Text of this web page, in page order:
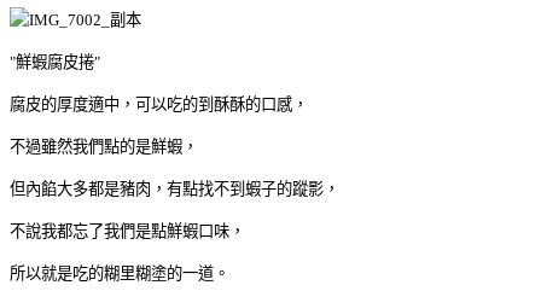
"鮮蝦腐皮捲"
腐皮的厚度適中，可以吃的到酥酥的口感，
不過雖然我們點的是鮮蝦，
但內餡大多都是豬肉，有點找不到蝦子的蹤影，
不說我都忘了我們是點鮮蝦口味，
所以就是吃的糊里糊塗的一道。